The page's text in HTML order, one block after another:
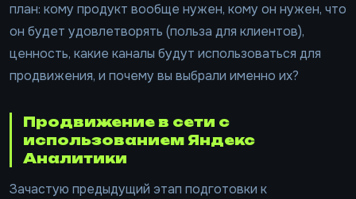
план: кому продукт вообще нужен, кому он нужен, что
он будет удовлетворять (польза для клиентов),
ценность, какие каналы будут использоваться для
продвижения, и почему вы выбрали именно их?
Продвижение в сети с
использованием Яндекс
Аналитики
Зачастую предыдущий этап подготовки к